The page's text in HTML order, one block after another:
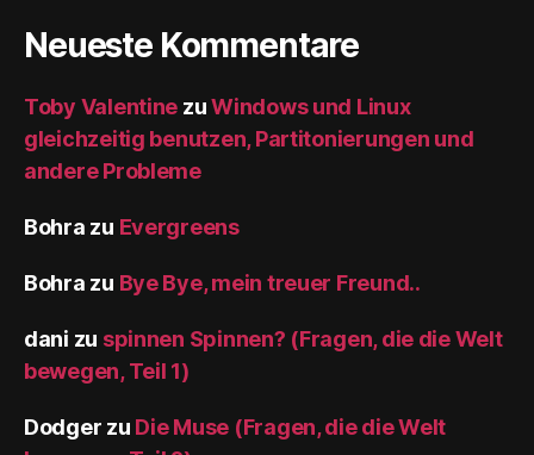
Neueste Kommentare
Toby Valentine zuWindows und Linux
gleichzeitig benutzen, Partitonierungen und
andere Probleme
Bohra zu Evergreens
Bohra zu Bye Bye, mein treuer Freund..
dani zu spinnen Spinnen? (Fragen, die die Welt
bewegen, Teil 1)
Dodger zu Die Muse (Fragen, die die Welt